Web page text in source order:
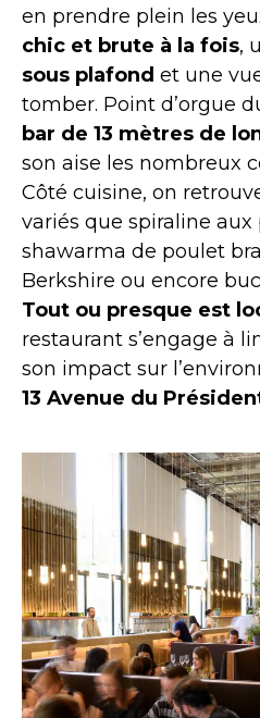
en prendre plein les
chic et brute à la fois,
sous plafond et une
tomber. Point d’orgue
bar de 13 mètres de
son aise les nombreux
Côté cuisine, on
variés que spiraline aux
shawarma de poulet
Berkshire ou encore
Tout ou presque est
restaurant s’engage à
son impact sur
13 Avenue du